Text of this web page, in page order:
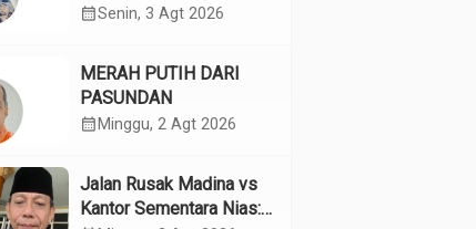
Pada Remaja
calendar_monthSenin, 3 Agt 2026
MERAH PUTIH DARI
PASUNDAN
calendar_month Minggu, 2 Agt 2026
Jalan Rusak Madina vs
Kantor Sementara Nias: